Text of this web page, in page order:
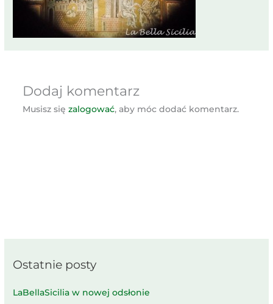
Dodaj komentarz
Musisz się zalogować, aby móc dodać komentarz.
Ostatnie posty
LaBellaSicilia w nowej odsłonie